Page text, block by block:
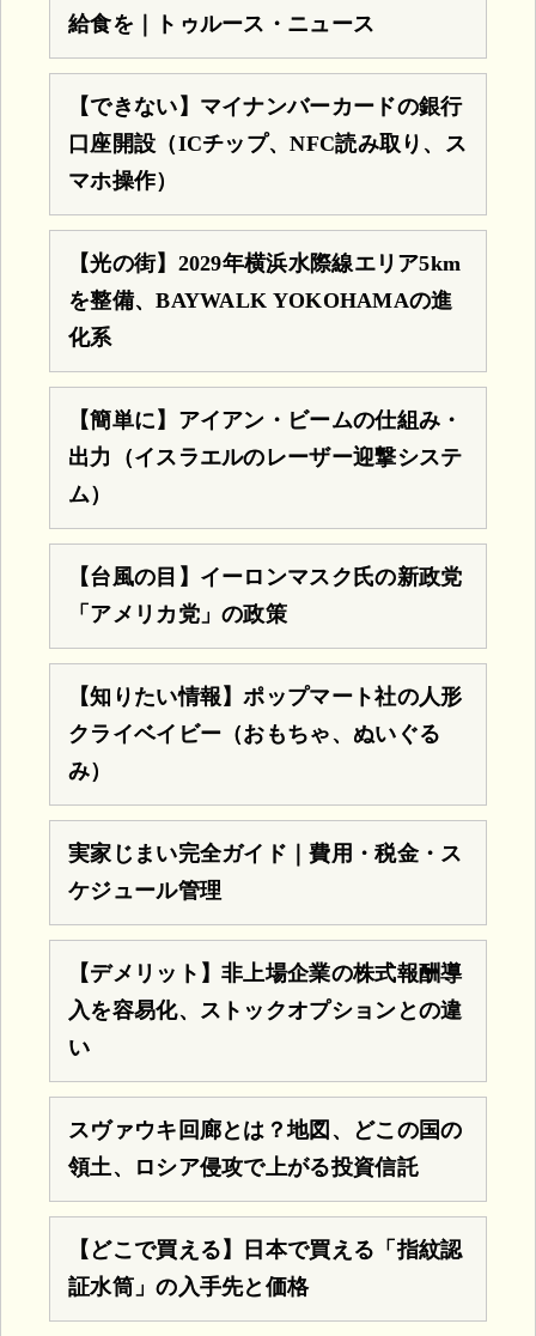
給食を｜トゥルース・ニュース
【できない】マイナンバーカードの銀行
口座開設（ICチップ、NFC読み取り、ス
マホ操作）
【光の街】2029年横浜水際線エリア5km
を整備、BAYWALK YOKOHAMAの進
化系
【簡単に】アイアン・ビームの仕組み・
出力（イスラエルのレーザー迎撃システ
ム）
【台風の目】イーロンマスク氏の新政党
「アメリカ党」の政策
【知りたい情報】ポップマート社の人形
クライベイビー（おもちゃ、ぬいぐる
み）
実家じまい完全ガイド｜費用・税金・ス
ケジュール管理
【デメリット】非上場企業の株式報酬導
入を容易化、ストックオプションとの違
い
スヴァウキ回廊とは？地図、どこの国の
領土、ロシア侵攻で上がる投資信託
【どこで買える】日本で買える「指紋認
証水筒」の入手先と価格